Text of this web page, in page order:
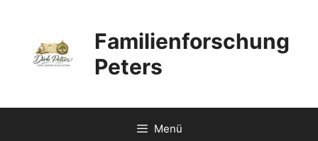
springen
Familienforschung
Peters
Menü